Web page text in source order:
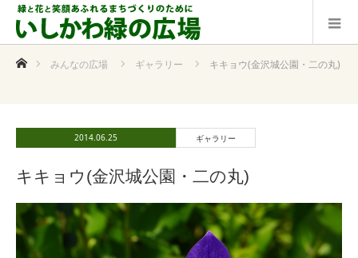
ホームみんなの広場 ギャラリー キキョウ(金沢城公園・二の丸)
2014.06.25 ギャラリー
キキョウ(金沢城公園・二の丸)